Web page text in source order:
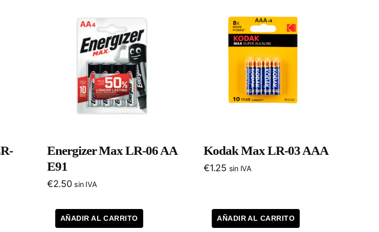
Energizer Max LR-06 AA
E91
€2.50 sin IVA
AÑADIR AL CARRITO
Kodak Max LR-03 AAA
€1.25 sin IVA
AÑADIR AL CARRITO